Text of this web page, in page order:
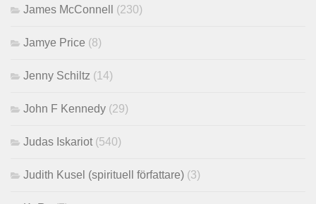
James McConnell (230)
Jamye Price (8)
Jenny Schiltz (14)
John F Kennedy (29)
Judas Iskariot (540)
Judith Kusel (spirituell författare) (3)